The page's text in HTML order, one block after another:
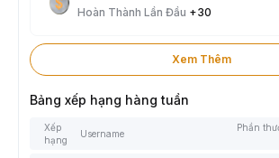
Hoàn Thành Lần Đầu +30
Xem Thêm
Bảng xếp hạng hàng tuần
Xếp
hạng
Username